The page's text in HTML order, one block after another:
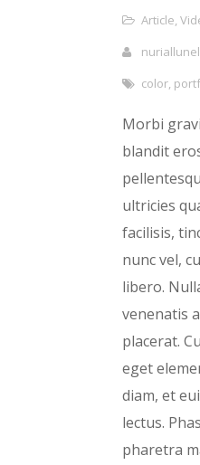
Article,
color,
Morbi
blandit
ultricies
facilisis,
nunc vel,
libero.
venenatis
placerat.
eget
diam, et
lectus.
pharetra